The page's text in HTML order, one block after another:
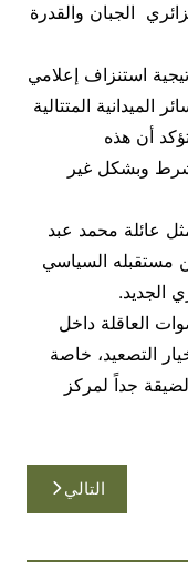
الجبان والقدرة
استنزاف إعلامي
المتتالية
أن هذه
وبشكل غير
عائلة محمد عبد
مستقبله السياسي
الجديد.
العاقلة داخل
التصعيد، خاصة
جداً لمركز
التالي